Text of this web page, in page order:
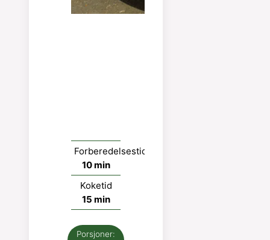
Forberedelsestid
10minutter
min
Koketid
15minutter
min
Porsjoner: